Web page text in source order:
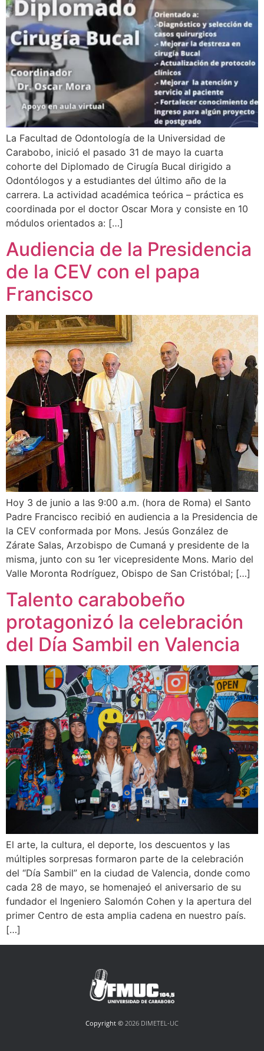
La Facultad de Odontología de la Universidad de
Carabobo, inició el pasado 31 de mayo la cuarta
cohorte del Diplomado de Cirugía Bucal dirigido a
Odontólogos y a estudiantes del último año de la
carrera. La actividad académica teórica – práctica es
coordinada por el doctor Oscar Mora y consiste en 10
módulos orientados a: […]
Audiencia de la Presidencia
de la CEV con el papa
Francisco
Hoy 3 de junio a las 9:00 a.m. (hora de Roma) el Santo
Padre Francisco recibió en audiencia a la Presidencia de
la CEV conformada por Mons. Jesús González de
Zárate Salas, Arzobispo de Cumaná y presidente de la
misma, junto con su 1er vicepresidente Mons. Mario del
Valle Moronta Rodríguez, Obispo de San Cristóbal; […]
Talento carabobeño
protagonizó la celebración
del Día Sambil en Valencia
El arte, la cultura, el deporte, los descuentos y las
múltiples sorpresas formaron parte de la celebración
del “Día Sambil” en la ciudad de Valencia, donde como
cada 28 de mayo, se homenajeó el aniversario de su
fundador el Ingeniero Salomón Cohen y la apertura del
primer Centro de esta amplia cadena en nuestro país.
[…]
Copyright © 2026 DIMETEL-UC